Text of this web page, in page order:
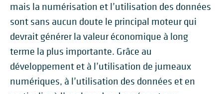
mais la numérisation et l’utilisation des données
sont sans aucun doute le principal moteur qui
devrait générer la valeur économique à long
terme la plus importante. Grâce au
développement et à l’utilisation de jumeaux
numériques, à l’utilisation des données et en